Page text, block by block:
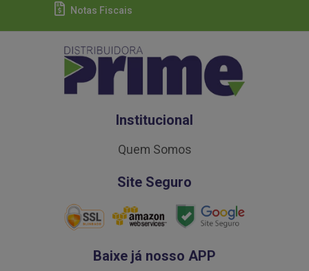
Notas Fiscais
Institucional
Quem Somos
Site Seguro
Baixe já nosso APP